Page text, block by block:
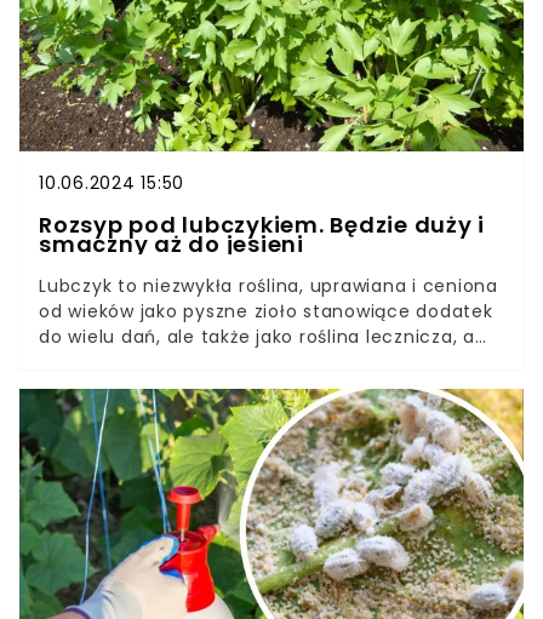
szybko ci podziękują. One kochają ten napar.
10.06.2024 15:50
Rozsyp pod lubczykiem. Będzie duży i
smaczny aż do jesieni
Lubczyk to niezwykła roślina, uprawiana i ceniona
od wieków jako pyszne zioło stanowiące dodatek
do wielu dań, ale także jako roślina lecznicza, a
lubczyku możemy cieszyć się we własnym
ogrodzie.Uprawa tej rośliny nie nastręcza
większych trudności, ale trzeba jej zapewnić
odpowiednie warunki i zastosować jeden prosty
trik, dzięki któremu liście lubczyku będą zdrowo i
obficie się rozrastały.